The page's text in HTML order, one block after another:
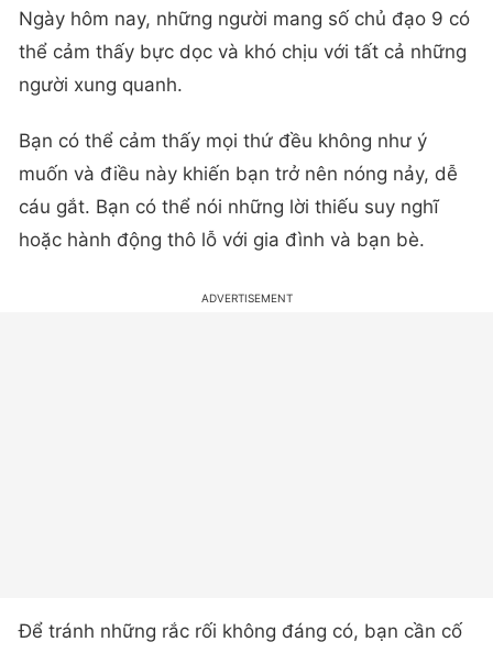
Ngày hôm nay, những người mang số chủ đạo 9 có
thể cảm thấy bực dọc và khó chịu với tất cả những
người xung quanh.
Bạn có thể cảm thấy mọi thứ đều không như ý
muốn và điều này khiến bạn trở nên nóng nảy, dễ
cáu gắt. Bạn có thể nói những lời thiếu suy nghĩ
hoặc hành động thô lỗ với gia đình và bạn bè.
Để tránh những rắc rối không đáng có, bạn cần cố